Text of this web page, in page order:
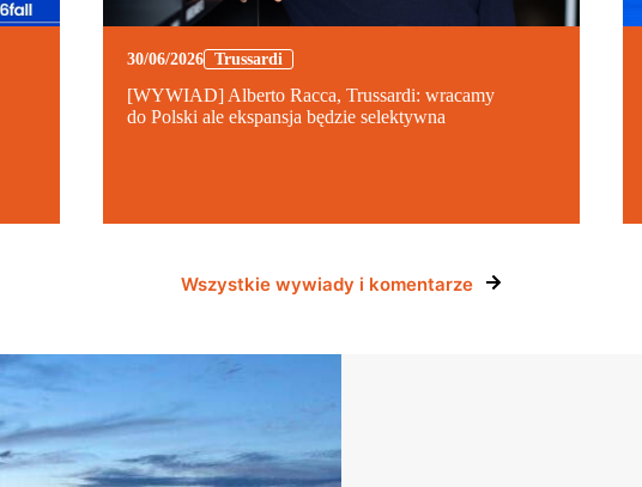
30/06/2026 Trussardi
[WYWIAD] Alberto Racca, Trussardi: wracamy
do Polski ale ekspansja będzie selektywna
Wszystkie wywiady i komentarze